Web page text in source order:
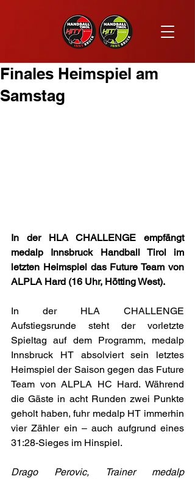
Finales Heimspiel am
Samstag
In der HLA CHALLENGE empfängt
medalp Innsbruck Handball Tirol im
letzten Heimspiel das Future Team von
ALPLA Hard (16 Uhr, Hötting West).
In der HLA CHALLENGE
Aufstiegsrunde steht der vorletzte
Spieltag auf dem Programm, medalp
Innsbruck HT absolviert sein letztes
Heimspiel der Saison gegen das Future
Team von ALPLA HC Hard. Während
die Gäste in acht Runden zwei Punkte
geholt haben, fuhr medalp HT immerhin
vier Zähler ein – auch aufgrund eines
31:28-Sieges im Hinspiel.
Drago Perovic, Trainer medalp